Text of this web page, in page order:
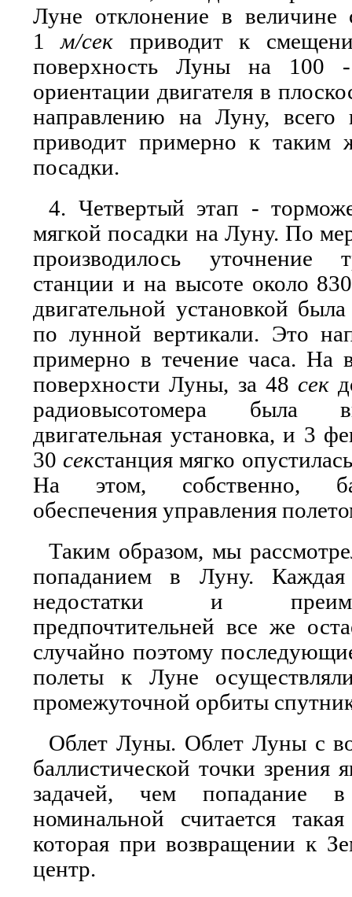
Луне отклонение в величине
1м/сек приводит к
поверхность Луны на
ориентации двигателя в
направлению на Луну,
приводит примерно к таким
посадки.
4. Четвертый этап -
мягкой посадки на Луну. По
производилось уточнение
станции и на высоте около
двигательной установкой
по лунной вертикали. Это
примерно в течение часа. На
поверхности Луны, за 48 сек
радиовысотомера была
двигательная установка, и 3
30 секстанция мягко
На этом, собственно,
обеспечения управления
Таким образом, мы
попаданием в Луну.
недостатки и
предпочтительней все же
случайно поэтому
полеты к Луне
промежуточной орбиты
Облет Луны. Облет Луны с
баллистической точки зрения
задачей, чем попадание
номинальной считается
которая при возвращении к
центр.